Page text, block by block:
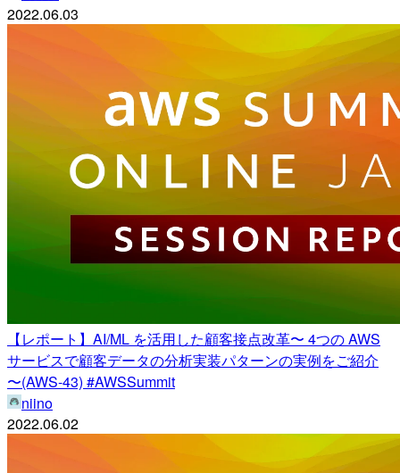
2022.06.03
【レポート】AI/ML を活用した顧客接点改革〜 4つの AWS
サービスで顧客データの分析実装パターンの実例をご紹介
〜(AWS-43) #AWSSummit
niino
2022.06.02